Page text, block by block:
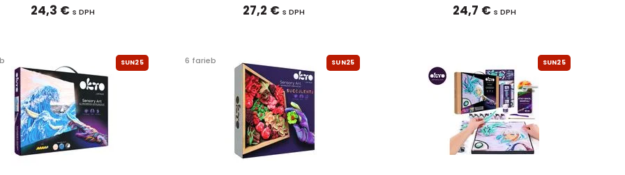
24,3 € s DPH 27,2 € s DPH 24,7 € s DPH
SUN25 6 farieb SUN25 SUN25